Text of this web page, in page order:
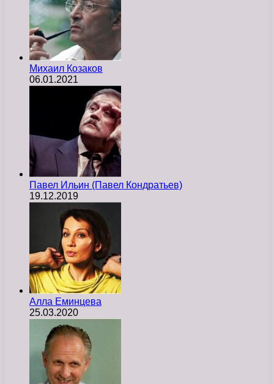
Михаил Козаков
06.01.2021
Павел Ильин (Павел Кондратьев)
19.12.2019
Алла Еминцева
25.03.2020